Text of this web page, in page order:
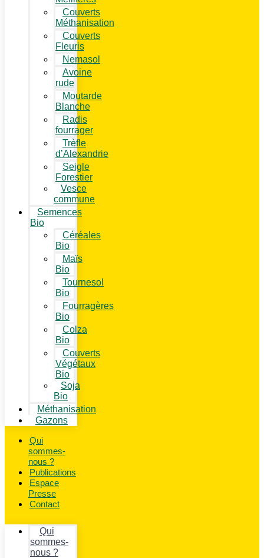
Couverts
Méthanisation
Couverts
Fleuris
Nemasol
Avoine
rude
Moutarde
Blanche
Radis
fourrager
Trèfle
d’Alexandrie
Seigle
Forestier
Vesce
commune
Semences
Bio
Céréales
Bio
Maïs
Bio
Tournesol
Bio
Fourragères
Bio
Colza
Bio
Couverts
Végétaux
Bio
Soja
Bio
Méthanisation
Gazons
Qui
sommes-
nous ?
Publications
Espace
Presse
Contact
Qui
sommes-
nous ?